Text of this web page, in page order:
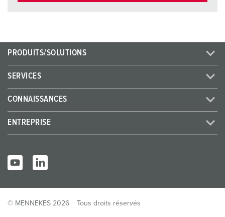
PRODUITS/SOLUTIONS
SERVICES
CONNAISSANCES
ENTREPRISE
© MENNEKES 2026 Tous droits réservés